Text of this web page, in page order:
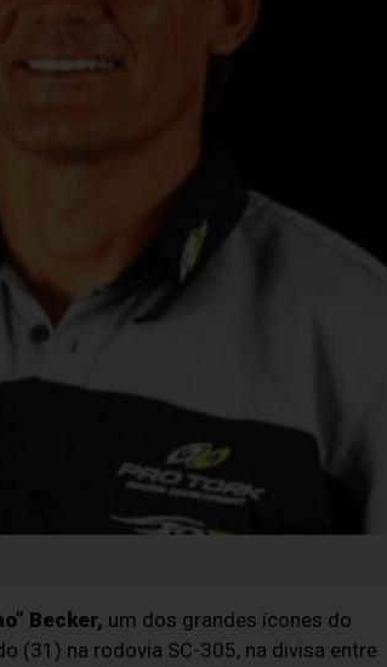
Becker, um dos grandes ícones do
(31) na rodovia SC-305, na divisa entre